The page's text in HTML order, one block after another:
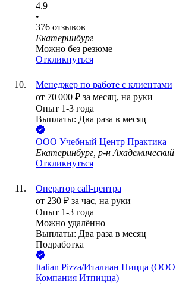
4.9
•
376 отзывов
Екатеринбург
Можно без резюме
Откликнуться
Менеджер по работе с клиентами
от 70 000 ₽ за месяц, на руки
Опыт 1-3 года
Выплаты: Два раза в месяц
ООО Учебный Центр Практика
Екатеринбург, р-н Академический
Откликнуться
Оператор call-центра
от 230 ₽ за час, на руки
Опыт 1-3 года
Можно удалённо
Выплаты: Два раза в месяц
Подработка
Italian Pizza/Италиан Пицца
Компания Итпицца)